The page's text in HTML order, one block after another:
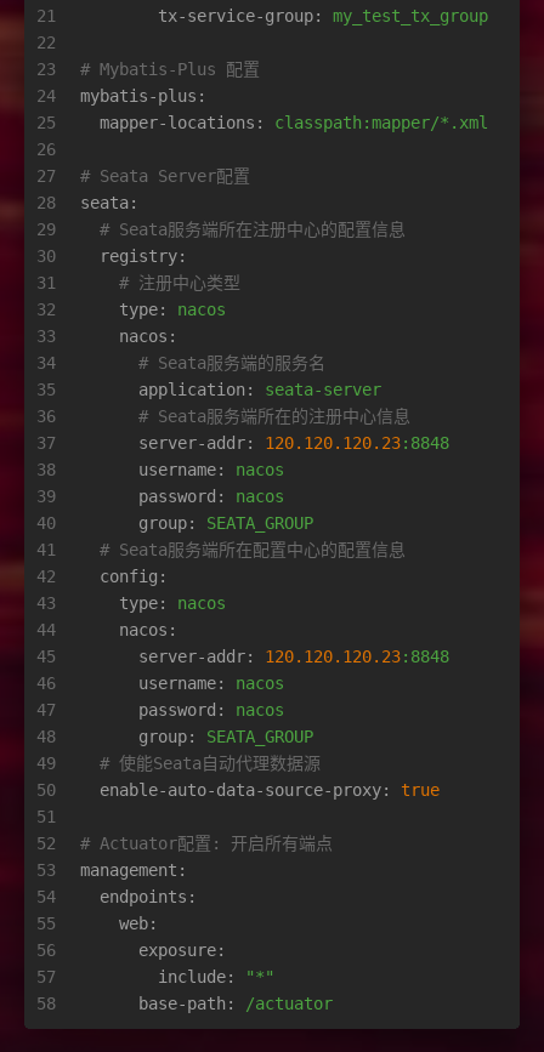
21
22
23
24
25
26
27
28
29
30
31
32
33
34
35
36
37
38
39
40
41
42
43
44
45
46
47
48
49
50
51
52
53
54
55
56
57
58
tx-service-group:
my_test_tx_group
# Mybatis-Plus 配置
mybatis-plus:
mapper-locations:
classpath:mapper/*.xml
# Seata Server配置
seata:
# Seata服务端所在注册中心的配置信息
registry:
# 注册中心类型
type:
nacos
nacos:
# Seata服务端的服务名
application:
seata-server
# Seata服务端所在的注册中心信息
server-addr:
120.120.120.23:8848
username:
nacos
password:
nacos
group:
SEATA_GROUP
# Seata服务端所在配置中心的配置信息
config:
type:
nacos
nacos:
server-addr:
120.120.120.23:8848
username:
nacos
password:
nacos
group:
SEATA_GROUP
# 使能Seata自动代理数据源
enable-auto-data-source-proxy:
true
# Actuator配置: 开启所有端点
management:
endpoints:
web:
exposure:
include:
"*"
base-path:
/actuator